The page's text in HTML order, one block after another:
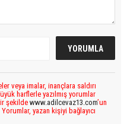
veya imalar, inançlara saldırı
harflerle yazılmış yorumlar
şekilde www.adilcevaz13.com’un
yazan kişiyi bağlayıcı